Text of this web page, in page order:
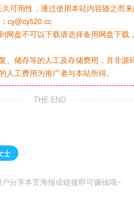
可用性，通过使用本站内容随之而
cy@cy520.cc
盘不可以下载请选择备用网盘下
储存等的人工及存储费用，并非源
工费用为推广者与本站所得。
THE END
士
分享本页海报或链接即可赚钱哦~